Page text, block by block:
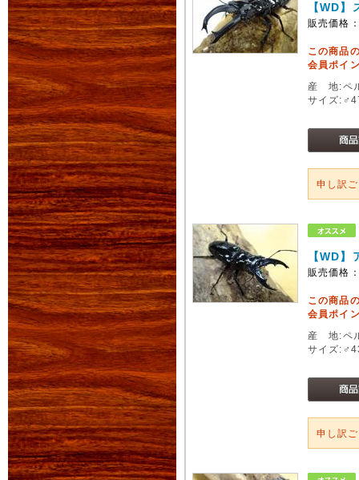
【WD
販売価格
この商品
会員ポイ
産 地:ペ
サイズ
申し訳
【WD
販売価格
この商品
会員ポイ
産 地:ペ
サイズ
申し訳